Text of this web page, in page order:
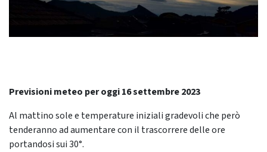
Previsioni meteo per oggi 16 settembre 2023
Al mattino sole e temperature iniziali gradevoli che però
tenderanno ad aumentare con il trascorrere delle ore
portandosi sui 30°.